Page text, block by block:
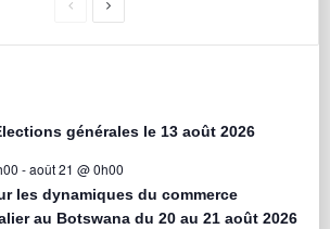
générales le 13 août 2026
-août 21 @ 0h00
les dynamiques du commerce
au Botswana du 20 au 21 août 2026